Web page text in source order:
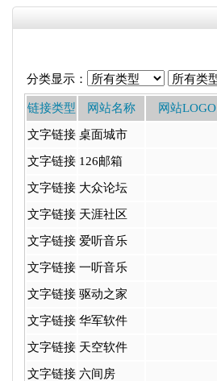
分类显示：
链接类型 网站名称 网站LOGO
文字链接 桌面城市
文字链接 126邮箱
文字链接 大众论坛
文字链接 天涯社区
文字链接 爱听音乐
文字链接 一听音乐
文字链接 驱动之家
文字链接 华军软件
文字链接 天空软件
文字链接 六间房